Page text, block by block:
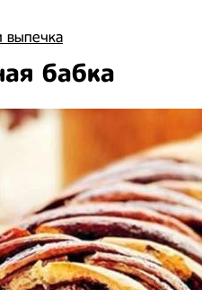
выпечка
бабка